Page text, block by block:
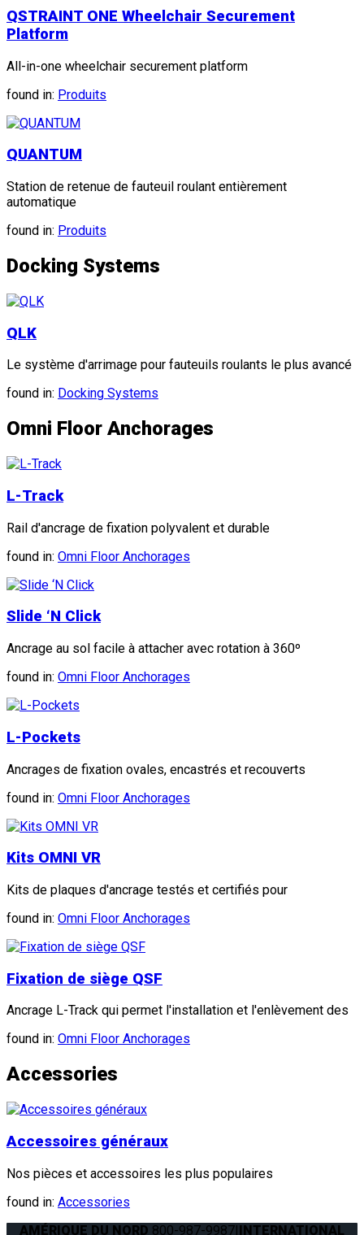
QSTRAINT ONE Wheelchair Securement
Platform
All-in-one wheelchair securement platform
found in: Produits
QUANTUM
Station de retenue de fauteuil roulant entièrement
automatique
found in: Produits
Docking Systems
QLK
Le système d'arrimage pour fauteuils roulants le plus avancé
found in: Docking Systems
Omni Floor Anchorages
L-Track
Rail d'ancrage de fixation polyvalent et durable
found in: Omni Floor Anchorages
Slide ‘N Click
Ancrage au sol facile à attacher avec rotation à 360º
found in: Omni Floor Anchorages
L-Pockets
Ancrages de fixation ovales, encastrés et recouverts
found in: Omni Floor Anchorages
Kits OMNI VR
Kits de plaques d'ancrage testés et certifiés pour
found in: Omni Floor Anchorages
Fixation de siège QSF
Ancrage L-Track qui permet l'installation et l'enlèvement des
found in: Omni Floor Anchorages
Accessories
Accessoires généraux
Nos pièces et accessoires les plus populaires
found in: Accessories
AMÉRIQUE DU NORD 800-987-9987|INTERNATIONAL